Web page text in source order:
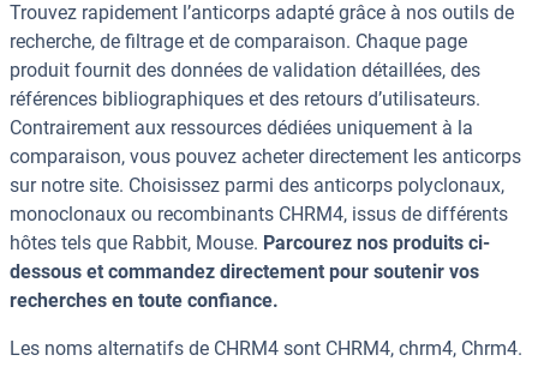
Trouvez rapidement l’anticorps adapté grâce à nos outils de
recherche, de filtrage et de comparaison. Chaque page
produit fournit des données de validation détaillées, des
références bibliographiques et des retours d’utilisateurs.
Contrairement aux ressources dédiées uniquement à la
comparaison, vous pouvez acheter directement les anticorps
sur notre site. Choisissez parmi des anticorps polyclonaux,
monoclonaux ou recombinants CHRM4, issus de différents
hôtes tels que Rabbit, Mouse. Parcourez nos produits ci-
dessous et commandez directement pour soutenir vos
recherches en toute confiance.
Les noms alternatifs de CHRM4 sont CHRM4, chrm4, Chrm4.